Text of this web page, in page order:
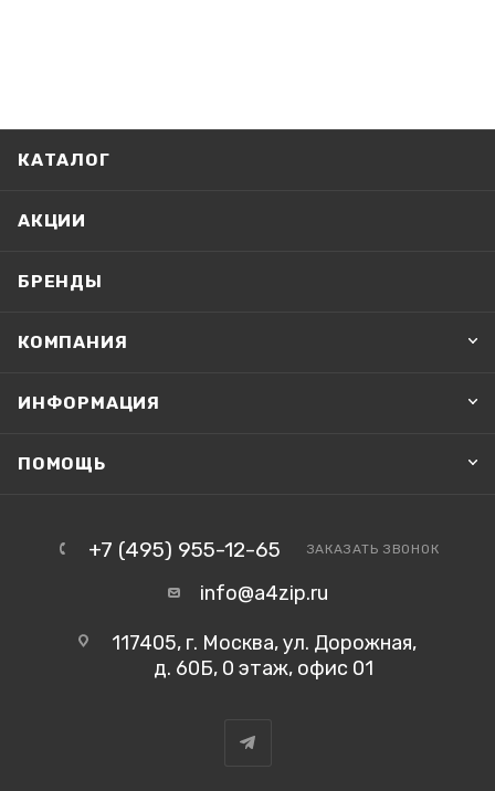
КАТАЛОГ
АКЦИИ
БРЕНДЫ
КОМПАНИЯ
ИНФОРМАЦИЯ
ПОМОЩЬ
+7 (495) 955-12-65 ЗАКАЗАТЬ ЗВОНОК
info@a4zip.ru
117405, г. Москва, ул. Дорожная,
д. 60Б, 0 этаж, офис 01